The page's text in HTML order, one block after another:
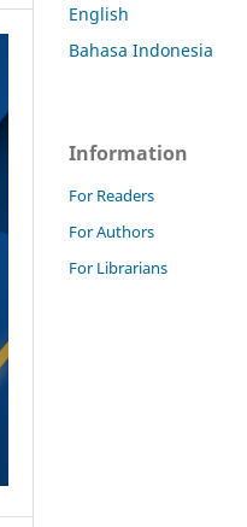
English
Bahasa Indonesia
Information
For Readers
For Authors
For Librarians